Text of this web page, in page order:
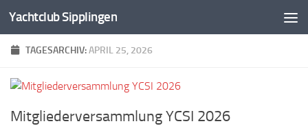
Zum Inhalt springen
Yachtclub Sipplingen
TAGESARCHIV:APRIL 25, 2026
Mitgliederversammlung YCSI 2026